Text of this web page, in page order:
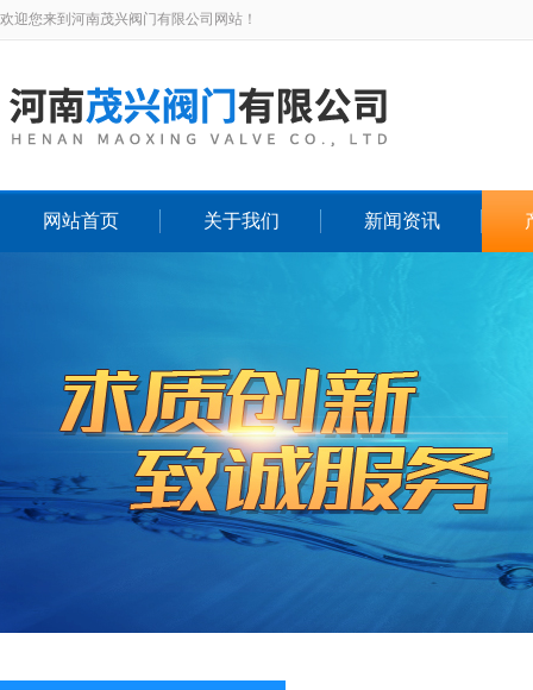
欢迎您来到河南茂兴阀门有限公司网站！
网站首页 关于我们 新闻资讯